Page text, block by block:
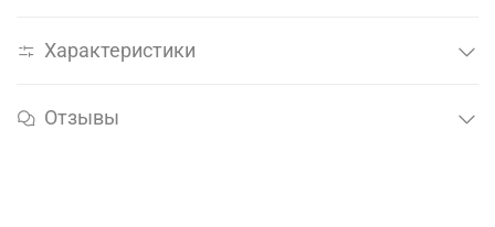
Характеристики
Отзывы